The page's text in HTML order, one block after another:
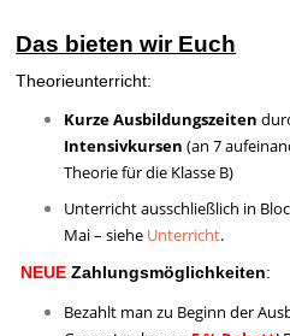
Das bieten wir Euch
Theorieunterricht:
Kurze Ausbildungszeiten
Intensivkursen(an 7
Theorie für die Klasse B)
Unterricht ausschließlich in
Mai – siehe Unterricht.
NEUEZahlungsmöglichkeiten:
Bezahlt man zu Beginn der